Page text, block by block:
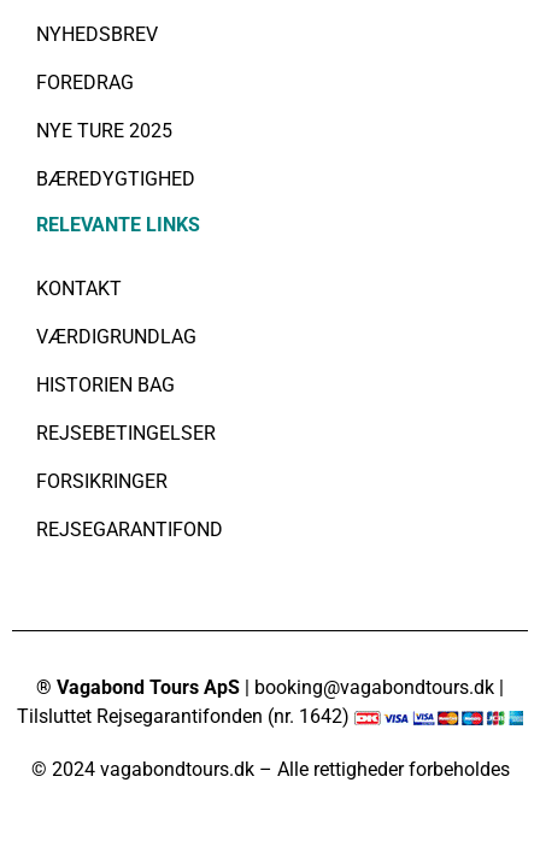
NYHEDSBREV
FOREDRAG
NYE TURE 2025
BÆREDYGTIGHED
RELEVANTE LINKS
KONTAKT
VÆRDIGRUNDLAG
HISTORIEN BAG
REJSEBETINGELSER
FORSIKRINGER
REJSEGARANTIFOND
® Vagabond Tours ApS | booking@vagabondtours.dk |
Tilsluttet Rejsegarantifonden (nr. 1642)
© 2024 vagabondtours.dk – Alle rettigheder forbeholdes